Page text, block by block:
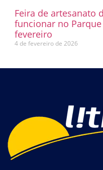
Feira de artesanato
funcionar no
fevereiro
4 de fevereiro de 2026